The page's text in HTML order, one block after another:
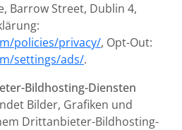
Barrow Street, Dublin 4,
policies/privacy/, Opt-Out:
settings/ads/.
Bildhosting-Diensten
Bilder, Grafiken und
Drittanbieter-Bildhosting-